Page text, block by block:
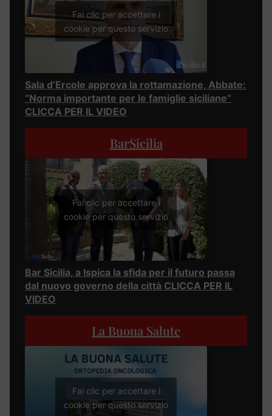
Fai clic per accettare i
cookie per questo servizio
Sala d’Ercole approva la rottamazione, Abbate:
“Norma importante per le famiglie siciliane”
CLICCA PER IL VIDEO
BarSicilia
Fai clic per accettare i
cookie per questo servizio
Bar Sicilia, a Ispica la sfida per il futuro passa
dal nuovo governo della città CLICCA PER IL
VIDEO
La Buona Salute
Fai clic per accettare i
cookie per questo servizio